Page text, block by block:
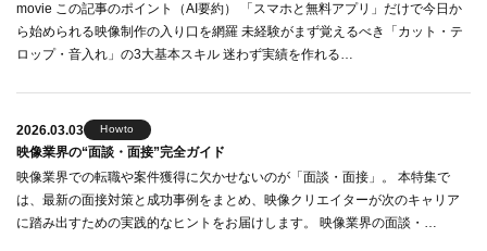
movie この記事のポイント（AI要約） 「スマホと無料アプリ」だけで今日か
ら始められる映像制作の入り口を網羅 未経験がまず覚えるべき「カット・テ
ロップ・音入れ」の3大基本スキル 迷わず実績を作れる…
2026.03.03 Howto
映像業界の“面談・面接”完全ガイド
映像業界での転職や案件獲得に欠かせないのが「面談・面接」。 本特集で
は、最新の面接対策と成功事例をまとめ、映像クリエイターが次のキャリア
に踏み出すための実践的なヒントをお届けします。 映像業界の面談・…